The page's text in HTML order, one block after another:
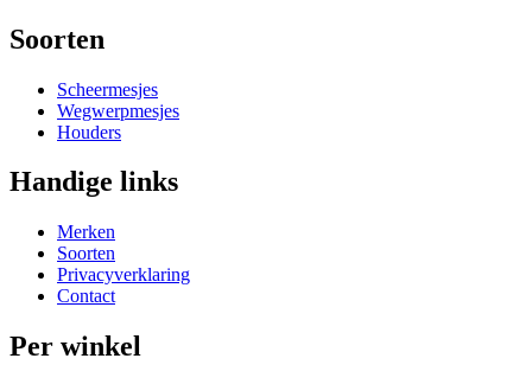
Soorten
Scheermesjes
Wegwerpmesjes
Houders
Handige links
Merken
Soorten
Privacyverklaring
Contact
Per winkel